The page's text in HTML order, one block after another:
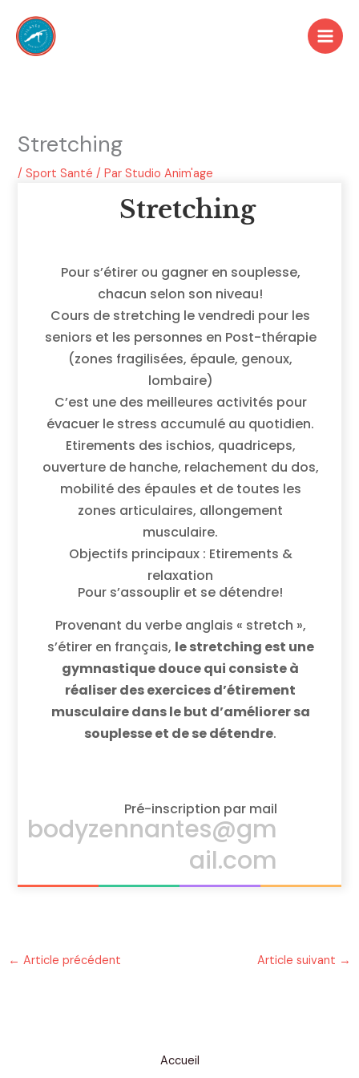
contenu
Stretching
/Sport Santé / ParStudio Anim'age
Stretching
Pour s’étirer ou gagner en souplesse,
chacun selon son niveau!
Cours de stretching le vendredi pour les
seniors et les personnes en Post-thérapie
(zones fragilisées, épaule, genoux,
lombaire)
C’est une des meilleures activités pour
évacuer le stress accumulé au quotidien.
Etirements des ischios, quadriceps,
ouverture de hanche, relachement du dos,
mobilité des épaules et de toutes les
zones articulaires, allongement
musculaire.
Objectifs principaux : Etirements &
relaxation
Pour s’assouplir et se détendre!
Provenant du verbe anglais « stretch »,
s’étirer en français, le stretching est une
gymnastique douce qui consiste à
réaliser des exercices d’étirement
musculaire dans le but d’améliorer sa
souplesse et de se détendre.
Pré-inscription par mail
bodyzennantes@gm
ail.com
← Article précédent Article suivant →
Accueil